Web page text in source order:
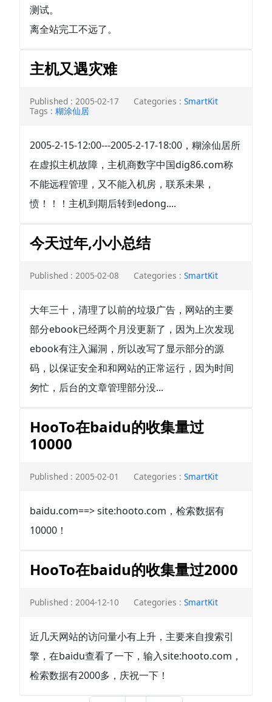
测试。
离全站完工不远了。
主机又遇灾难
Published : 2005-02-17 Categories : SmartKit
Tags : 糊涂仙居
2005-2-15-12:00---2005-2-17-18:00，糊涂仙居所
在虚拟主机故障，主机商数字中国dig86.com称
不能远程管理，又不能入机房，联系未果，
愤！！！主机到期后转到edong....
今天过年,小小总结
Published : 2005-02-08 Categories : SmartKit
大年三十，清理了以前的垃圾广告，网站的主要
部分ebook已经两个月没更新了，因为上次发现
ebook有注入漏洞，所以改写了显示部分的源
码，以保证安全和和网站的正常运行，因为时间
匆忙，后台的文章管理部分没...
HooTo在baidu的收集量过
10000
Published : 2005-02-01 Categories : SmartKit
baidu.com==> site:hooto.com，检索数据有
10000！
HooTo在baidu的收集量过2000
Published : 2004-12-10 Categories : SmartKit
近几天网站的访问量小有上升，主要来自搜索引
擎，在baidu查看了一下，输入site:hooto.com，
检索数据有2000多，庆祝一下！